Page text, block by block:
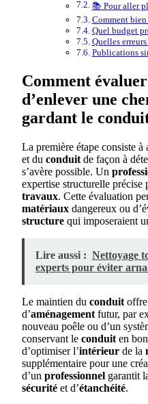
📚 Pour aller
Comment
Quel budget
Quelles
Publications
Comment
d’enlever une
gardant le
La première étape consiste à
et du conduit de façon à
s’avère possible. Un
expertise structurelle
travaux. Cette évaluation
matériaux dangereux ou
structure qui imposeraient
Lire aussi : Nettoyage
experts pour éviter
Le maintien du conduit offre
d’aménagement futur, par
nouveau poêle ou d’un
conservant le conduit en
d’optimiser l’intérieur de la
supplémentaire pour une
d’un professionnel garantit
sécurité et d’étanchéité.